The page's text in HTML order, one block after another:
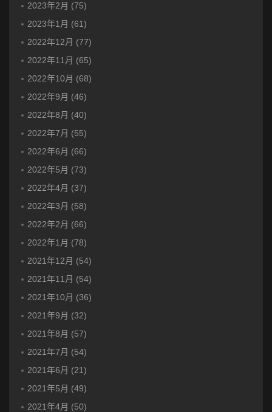
2023年2月 (75)
2023年1月 (61)
2022年12月 (77)
2022年11月 (65)
2022年10月 (68)
2022年9月 (46)
2022年8月 (40)
2022年7月 (55)
2022年6月 (66)
2022年5月 (73)
2022年4月 (37)
2022年3月 (58)
2022年2月 (66)
2022年1月 (78)
2021年12月 (54)
2021年11月 (54)
2021年10月 (36)
2021年9月 (32)
2021年8月 (57)
2021年7月 (54)
2021年6月 (21)
2021年5月 (49)
2021年4月 (50)